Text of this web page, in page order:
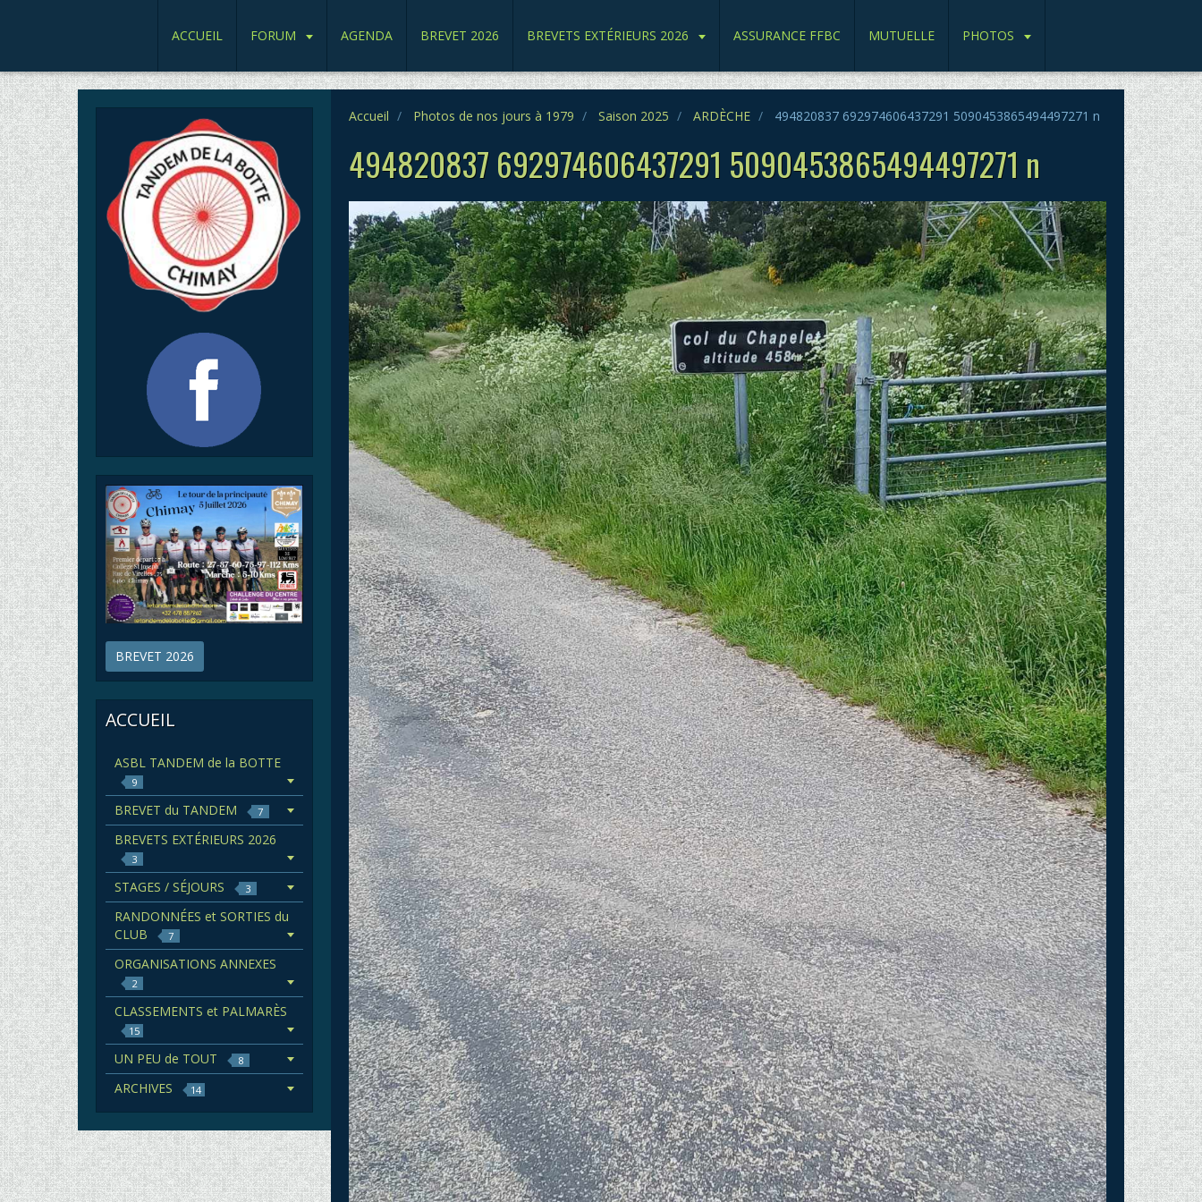
ACCUEIL FORUM AGENDA BREVET 2026 BREVETS EXTÉRIEURS 2026 ASSURANCE FFBC MUTUELLE PHOTOS
Accueil Photos de nos jours à 1979 Saison 2025 ARDÈCHE 494820837 692974606437291 5090453865494497271 n
494820837 692974606437291 5090453865494497271 n
BREVET 2026
ACCUEIL
ASBL TANDEM de la BOTTE
9
BREVET du TANDEM 7
BREVETS EXTÉRIEURS 2026
3
STAGES / SÉJOURS 3
RANDONNÉES et SORTIES du
CLUB
7
ORGANISATIONS ANNEXES
2
CLASSEMENTS et PALMARÈS
15
UN PEU de TOUT 8
ARCHIVES 14